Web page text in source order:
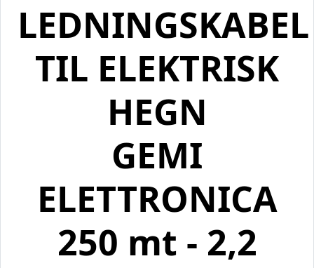
LEDNINGSKABEL
TIL ELEKTRISK
HEGN
GEMI
ELETTRONICA
250 mt - 2,2